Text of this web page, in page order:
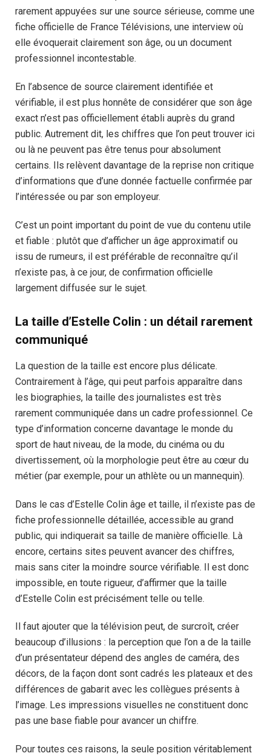
rarement appuyées sur une source sérieuse, comme une
fiche officielle de France Télévisions, une interview où
elle évoquerait clairement son âge, ou un document
professionnel incontestable.
En l’absence de source clairement identifiée et
vérifiable, il est plus honnête de considérer que son âge
exact n’est pas officiellement établi auprès du grand
public. Autrement dit, les chiffres que l’on peut trouver ici
ou là ne peuvent pas être tenus pour absolument
certains. Ils relèvent davantage de la reprise non critique
d’informations que d’une donnée factuelle confirmée par
l’intéressée ou par son employeur.
C’est un point important du point de vue du contenu utile
et fiable : plutôt que d’afficher un âge approximatif ou
issu de rumeurs, il est préférable de reconnaître qu’il
n’existe pas, à ce jour, de confirmation officielle
largement diffusée sur le sujet.
La taille d’Estelle Colin : un détail rarement
communiqué
La question de la taille est encore plus délicate.
Contrairement à l’âge, qui peut parfois apparaître dans
les biographies, la taille des journalistes est très
rarement communiquée dans un cadre professionnel. Ce
type d’information concerne davantage le monde du
sport de haut niveau, de la mode, du cinéma ou du
divertissement, où la morphologie peut être au cœur du
métier (par exemple, pour un athlète ou un mannequin).
Dans le cas d’Estelle Colin âge et taille, il n’existe pas de
fiche professionnelle détaillée, accessible au grand
public, qui indiquerait sa taille de manière officielle. Là
encore, certains sites peuvent avancer des chiffres,
mais sans citer la moindre source vérifiable. Il est donc
impossible, en toute rigueur, d’affirmer que la taille
d’Estelle Colin est précisément telle ou telle.
Il faut ajouter que la télévision peut, de surcroît, créer
beaucoup d’illusions : la perception que l’on a de la taille
d’un présentateur dépend des angles de caméra, des
décors, de la façon dont sont cadrés les plateaux et des
différences de gabarit avec les collègues présents à
l’image. Les impressions visuelles ne constituent donc
pas une base fiable pour avancer un chiffre.
Pour toutes ces raisons, la seule position véritablement